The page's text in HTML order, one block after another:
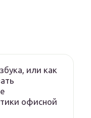
или как
офисной